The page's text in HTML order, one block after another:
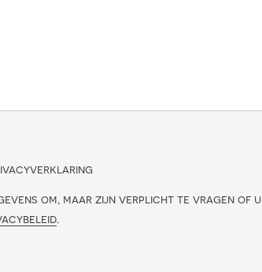
om, maar zijn verplicht te vragen of u
.